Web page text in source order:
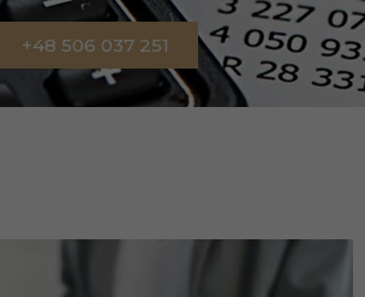
+48 506 037 251